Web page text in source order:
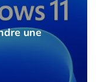
une